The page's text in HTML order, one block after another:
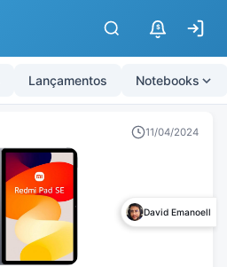
$
Lançamentos Notebooks
11/04/2024
David Emanoell